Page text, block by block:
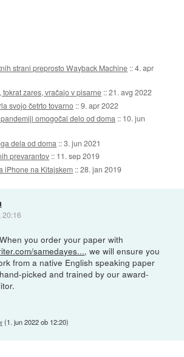
strani preprosto Wayback Machine ::4. apr
zares, vračajo v pisarne ::21. avg 2022
svojo četrto tovarno ::9. apr 2022
omogočal delo od doma :: 10. jun
dela od doma ::3. jun 2021
prevarantov :: 11. sep 2019
iPhone na Kitajskem ::28. jan 2019
20:16
you order your paper with
samedayes..., we will ensure you
from a native English speaking paper
picked and trained by our award-
(1. jun 2022 ob 12:20)